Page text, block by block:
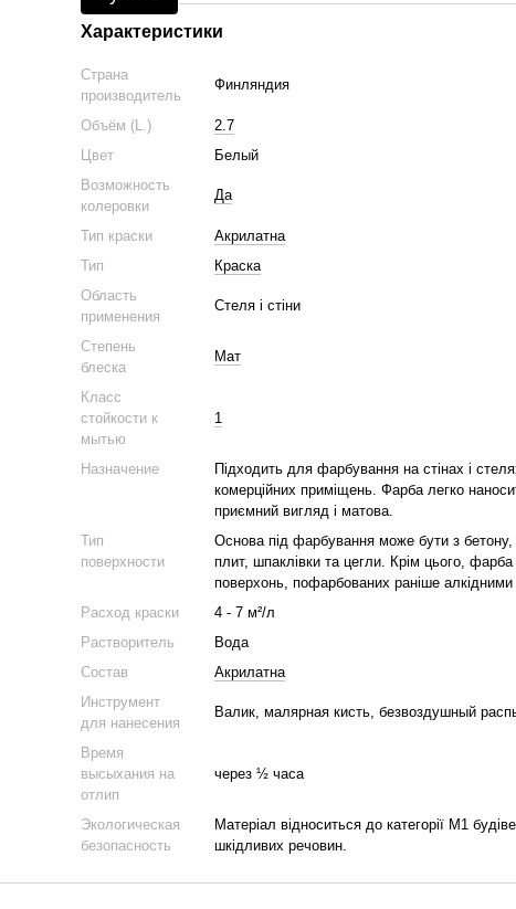
Характеристики
Страна
производитель
Финляндия
Объём (L.)
2.7
Цвет
Белый
Возможность
колеровки
Да
Тип краски
Акрилатна
Тип
Краска
Область
применения
Стеля і стіни
Степень
блеска
Мат
Класс
стойкости к
мытью
1
Назначение
Підходить для фарбування на стінах і
комерційних приміщень. Фарба легко
приємний вигляд і матова.
Тип
поверхности
Основа під фарбування може бути з бетону,
плит, шпаклівки та цегли. Крім цього,
поверхонь, пофарбованих раніше
Расход краски
4 - 7 м²/л
Растворитель
Вода
Состав
Акрилатна
Инструмент
для нанесения
Валик, малярная кисть, безвоздушный
Время
высыхания на
отлип
через ½ часа
Экологическая
безопасность
Матеріал відноситься до категорії М1
шкідливих речовин.